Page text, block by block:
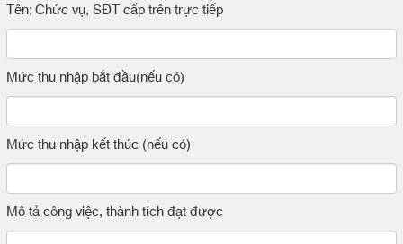
Tên; Chức vụ, SĐT cấp trên trực tiếp
Mức thu nhập bắt đầu(nếu có)
Mức thu nhập kết thúc (nếu có)
Mô tả công việc, thành tích đạt được